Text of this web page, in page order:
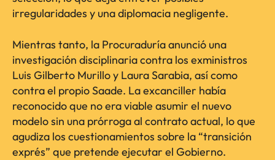
irregularidades y una diplomacia negligente.
Mientras tanto, la Procuraduría anunció una
investigación disciplinaria contra los exministros
Luis Gilberto Murillo y Laura Sarabia, así como
contra el propio Saade. La excanciller había
reconocido que no era viable asumir el nuevo
modelo sin una prórroga al contrato actual, lo que
agudiza los cuestionamientos sobre la “transición
exprés” que pretende ejecutar el Gobierno.